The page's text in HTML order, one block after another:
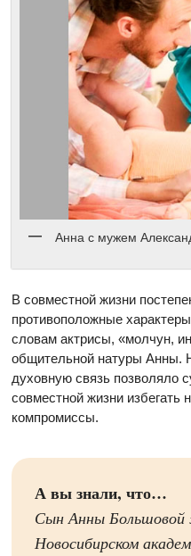
Анна с мужем
В совместной жизни
противоположные
словам актрисы, «молчун,
общительной натуры Анны.
духовную связь позволяло
совместной жизни избегать
компромиссы.
А вы знали, что…
Сын Анны
Новосибирском